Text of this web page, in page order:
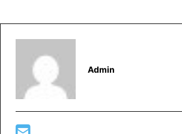
Admin